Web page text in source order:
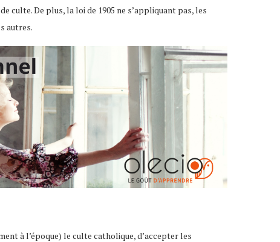
culte. De plus, la loi de 1905 ne s’appliquant pas, les
autres.
à l’époque) le culte catholique, d’accepter les